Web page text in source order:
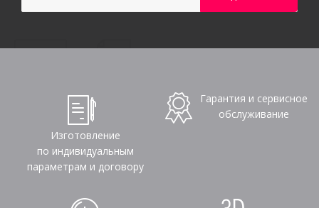
Изготовление
по индивидуальным
параметрам и договору
Гарантия и сервисное
обслуживание